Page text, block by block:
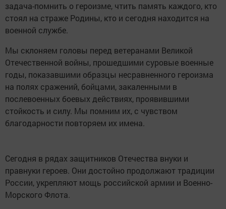
задача-помнить о героизме, чтить память каждого, кто
стоял на страже Родины, кто и сегодня находится на
военной службе.
Мы склоняем головы перед ветеранами Великой
Отечественной войны, прошедшими суровые военные
годы, показавшими образцы несравненного героизма
на полях сражений, бойцами, закаленными в
послевоенных боевых действиях, проявившими
стойкость и силу. Мы помним их, с чувством
благодарности повторяем их имена.
Сегодня в рядах защитников Отечества внуки и
правнуки героев. Они достойно продолжают традиции
России, укрепляют мощь российской армии и Военно-
Морского Флота.